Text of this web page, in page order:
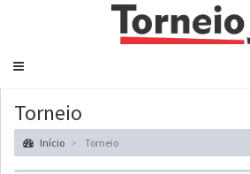
Navegar
Torneio
Início Torneio